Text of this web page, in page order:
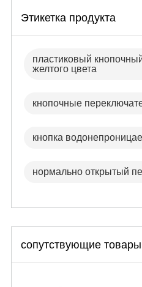
Этикетка продукта
пластиковый
желтого цвета
кнопочные
кнопка
нормально открытый
сопутствующие товары